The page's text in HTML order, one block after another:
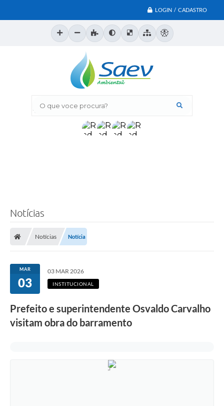
LOGIN / CADASTRO
O que voce procura?
Notícias
Notícias Notícia
MAR
03
03 MAR 2026
INSTITUCIONAL
Prefeito e superintendente Osvaldo Carvalho
visitam obra do barramento